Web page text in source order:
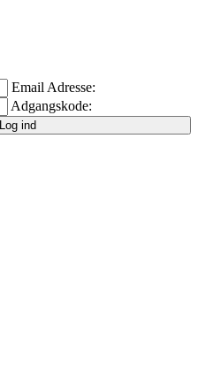
Email Adresse:
Adgangskode:
Log ind